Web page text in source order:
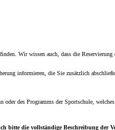
Wir wissen auch, dass die
informieren, die Sie zusätzlich
oder des Programms der Sportschule,
bitte die vollständige Beschreibung der